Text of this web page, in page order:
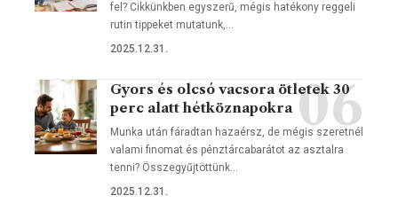
fel? Cikkünkben egyszerű, mégis hatékony reggeli
rutin tippeket mutatunk,…
2025.12.31.
Gyors és olcsó vacsora ötletek 30
perc alatt hétköznapokra
Munka után fáradtan hazaérsz, de mégis szeretnél
valami finomat és pénztárcabarátot az asztalra
tenni? Összegyűjtöttünk…
2025.12.31.